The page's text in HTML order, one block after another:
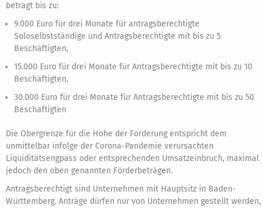
beträgt bis zu:
9.000 Euro für drei Monate für antragsberechtigte
Soloselbstständige und Antragsberechtigte mit bis zu 5
Beschäftigten,
15.000 Euro für drei Monate für Antragsberechtigte mit bis zu 10
Beschäftigten,
30.000 Euro für drei Monate für Antragsberechtigte mit bis zu 50
Beschäftigten
Die Obergrenze für die Höhe der Förderung entspricht dem
unmittelbar infolge der Corona-Pandemie verursachten
Liquiditätsengpass oder entsprechenden Umsatzeinbruch, maximal
jedoch den oben genannten Förderbeträgen.
Antragsberechtigt sind Unternehmen mit Hauptsitz in Baden-
Württemberg. Anträge dürfen nur von Unternehmen gestellt werden,